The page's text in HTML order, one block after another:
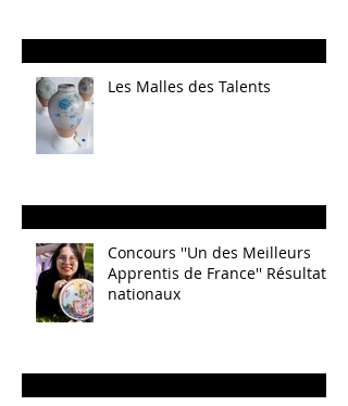
Les Malles des Talents
Concours ''Un des Meilleurs
Apprentis de France'' Résultats
nationaux